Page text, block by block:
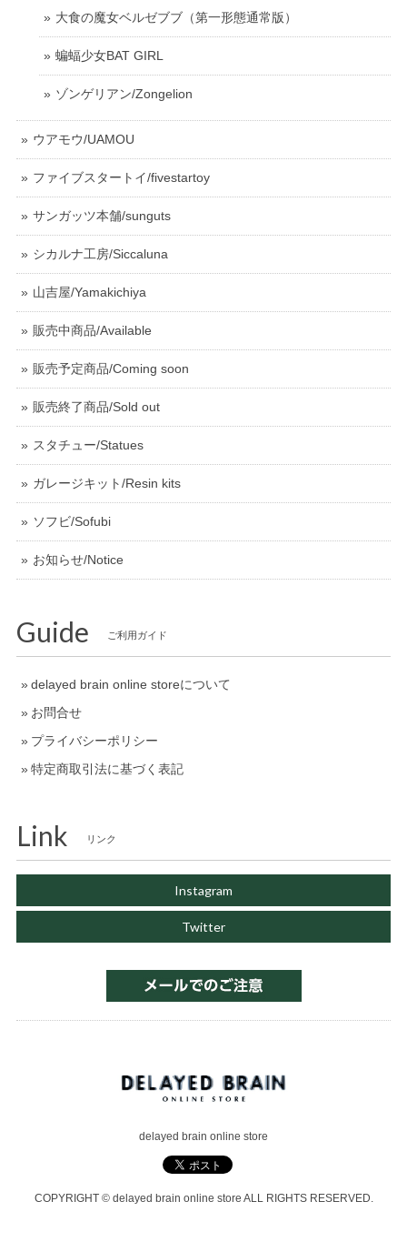
大食の魔女ベルゼブブ（第一形態通常版）
蝙蝠少女BAT GIRL
ゾンゲリアン/Zongelion
ウアモウ/UAMOU
ファイブスタートイ/fivestartoy
サンガッツ本舗/sunguts
シカルナ工房/Siccaluna
山吉屋/Yamakichiya
販売中商品/Available
販売予定商品/Coming soon
販売終了商品/Sold out
スタチュー/Statues
ガレージキット/Resin kits
ソフビ/Sofubi
お知らせ/Notice
Guide ご利用ガイド
delayed brain online storeについて
お問合せ
プライバシーポリシー
特定商取引法に基づく表記
Link リンク
Instagram
Twitter
delayed brain online store
COPYRIGHT © delayed brain online store ALL RIGHTS RESERVED.